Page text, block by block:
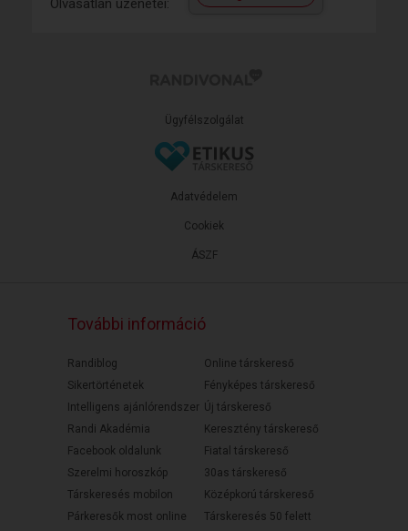
Olvasatlan üzenetei:
Ügyfélszolgálat
ÁSZF
Adatvédelem
Cookiek
További információ
Randiblog
Sikertörténetek
Intelligens ajánlórendszer
Randi Akadémia
Facebook oldalunk
Szerelmi horoszkóp
Társkeresés mobilon
Párkeresők most online
Online társkereső
Fényképes társkereső
Új társkereső
Keresztény társkereső
Fiatal társkereső
30as társkereső
Középkorú társkereső
Társkeresés 50 felett